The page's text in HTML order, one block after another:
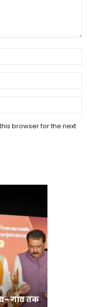
browser for the next
गांव तक